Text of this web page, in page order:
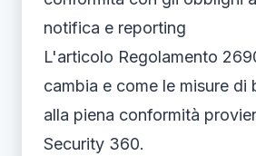
notifica e reporting
L'articolo Regolamento
cambia e come le misure di
alla piena conformità
Security 360.